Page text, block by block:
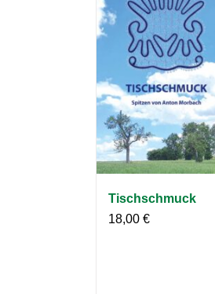
Tischschmuck
18,00 €